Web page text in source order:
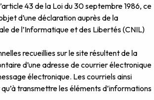
43 de la Loi du 30 septembre 1986, ce
d’une déclaration auprès de la
de l’Informatique et des Libertés (CNIL)
recueillies sur le site résultent de la
d’une adresse de courrier électronique
électronique. Les courriels ainsi
transmettre les éléments d’informations